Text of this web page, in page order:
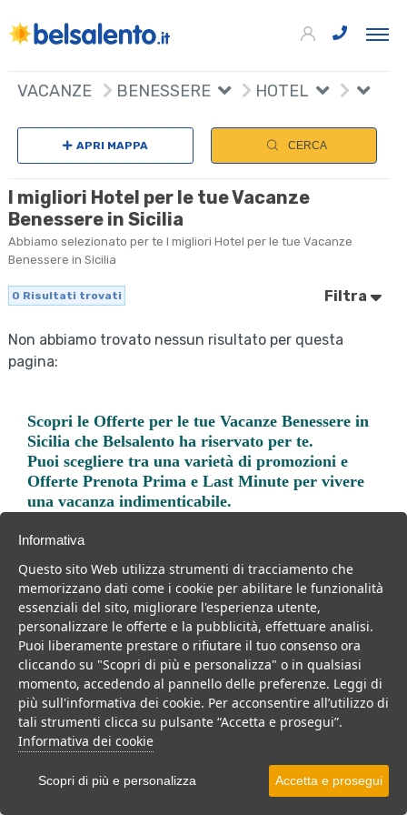
VACANZE BENESSERE HOTEL
APRI MAPPA CERCA
I migliori Hotel per le tue Vacanze
Benessere in Sicilia
Abbiamo selezionato per te I migliori Hotel per le tue Vacanze
Benessere in Sicilia
0 Risultati trovati Filtra
Non abbiamo trovato nessun risultato per questa
pagina:
Scopri leOfferte per le tue Vacanze Benessere in
Sicilia che Belsalento ha riservato per te.
Puoi scegliere tra una varietà di promozioni e
Offerte Prenota Prima e Last Minute per vivere
una vacanza indimenticabile.
Trova la soluzione migliore per la tua prossima
vacanza.
Noi di belsalento.it abbiamo selezionato per te le migliori mete, i
migliori servizi, le migliori offerte per il tuo prossimo viaggio.
Per famiglie
Informativa
Questo sito Web utilizza strumenti di tracciamento che
memorizzano dati come i cookie per abilitare le funzionalità
essenziali del sito, migliorare l'esperienza utente,
personalizzare le offerte e la pubblicità, effettuare analisi.
Puoi liberamente prestare o rifiutare il tuo consenso ora
cliccando su "Scopri di più e personalizza" o in qualsiasi
momento, accedendo al pannello delle preferenze. Leggi di
più sull'informativa dei cookie. Per acconsentire all’utilizzo di
tali strumenti clicca su pulsante “Accetta e prosegui”.
Informativa dei cookie
Scopri di più e personalizza Accetta e prosegui